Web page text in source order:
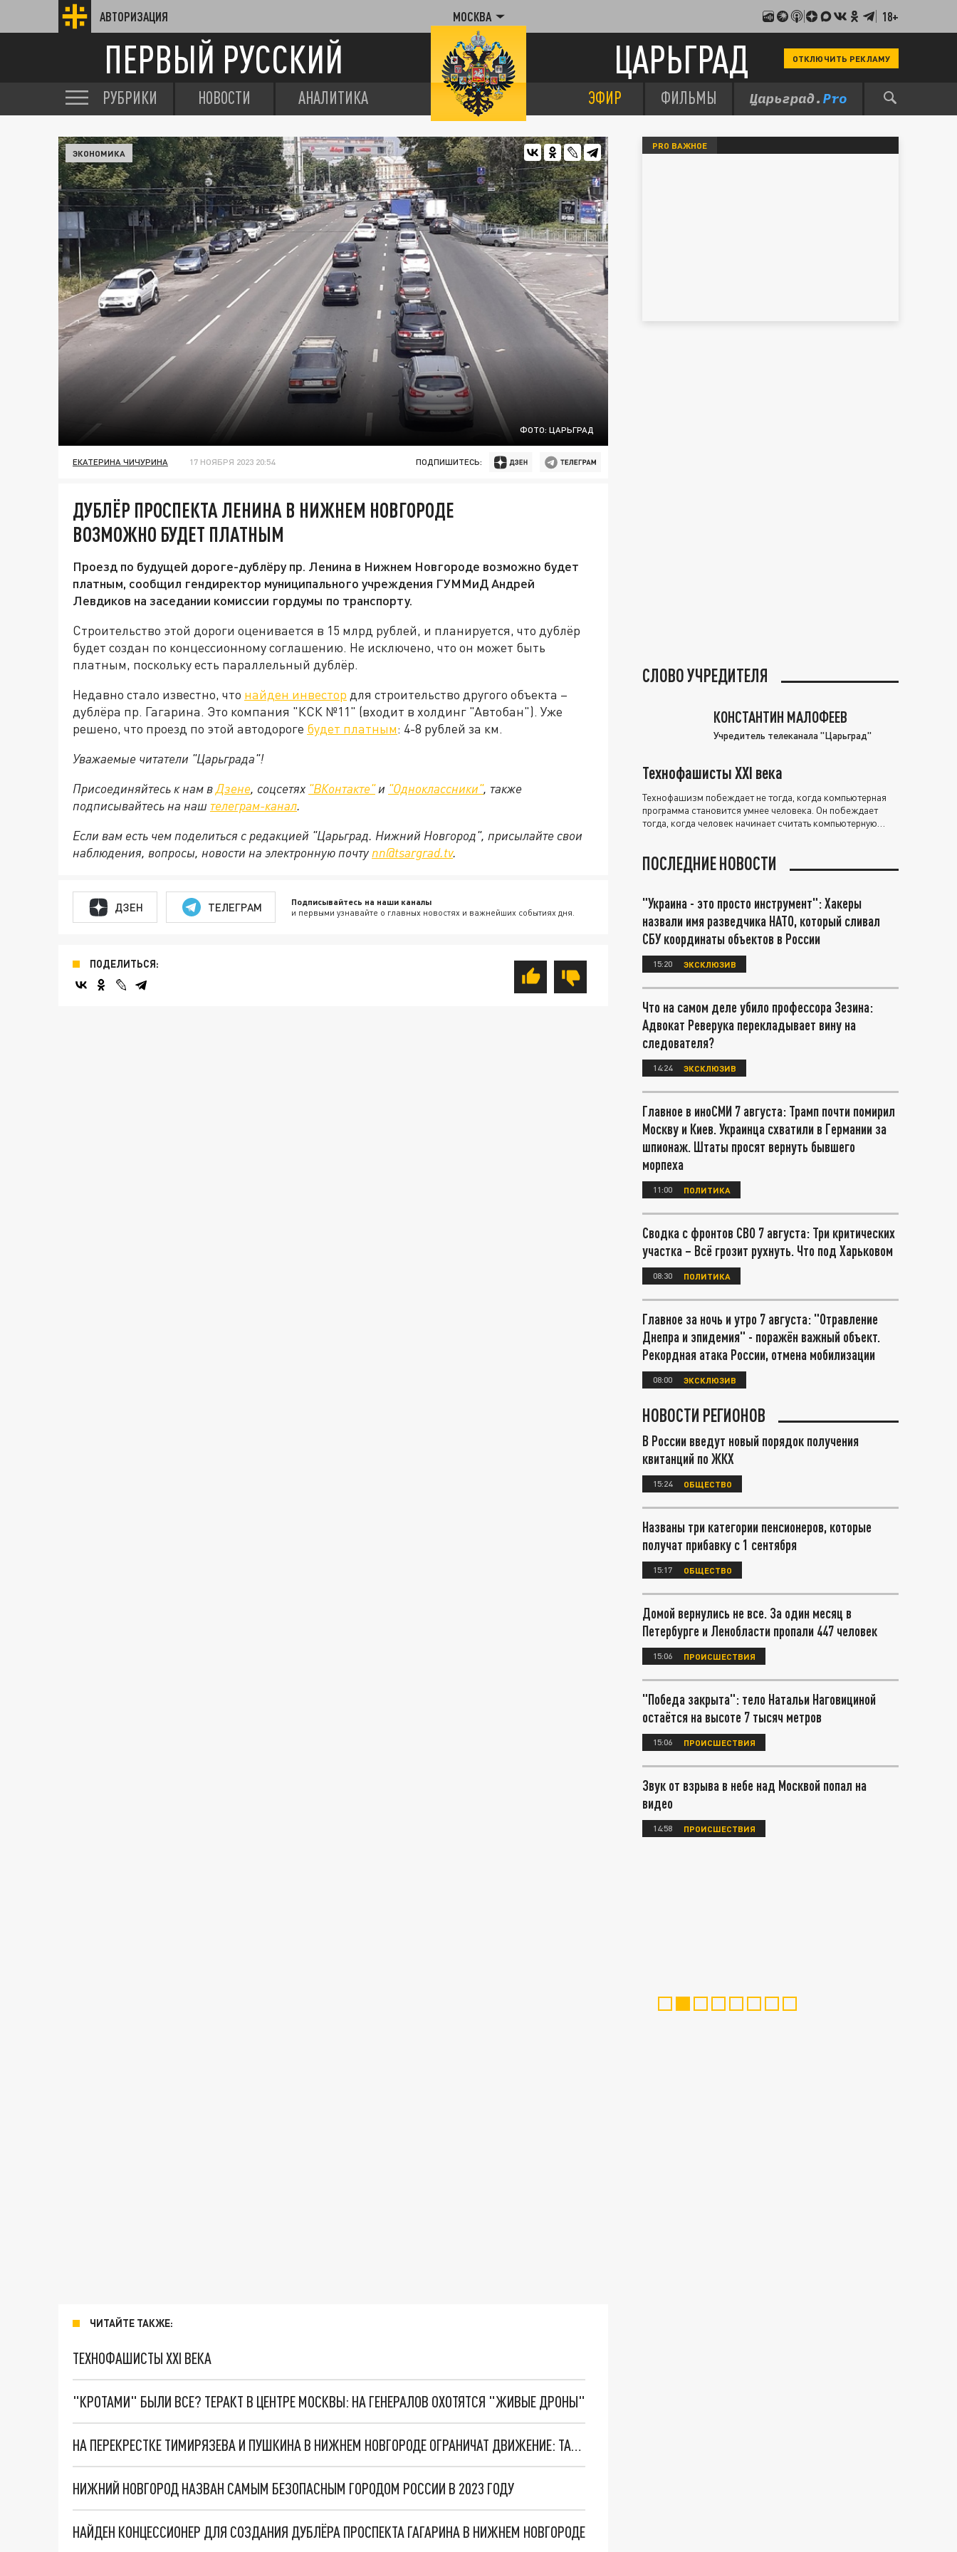
АВТОРИЗАЦИЯ МОСКВА 18+
ПЕРВЫЙ РУССКИЙ ЦАРЬГРАД ОТКЛЮЧИТЬ РЕКЛАМУ
РУБРИКИ НОВОСТИ АНАЛИТИКА ЭФИР ФИЛЬМЫ
ФОТО: ЦАРЬГРАД
ЭКОНОМИКА
ЕКАТЕРИНА ЧИЧУРИНА 17 НОЯБРЯ 2023 20:54 ПОДПИШИТЕСЬ:
ДУБЛЁР ПРОСПЕКТА ЛЕНИНА В НИЖНЕМ НОВГОРОДЕ
ВОЗМОЖНО БУДЕТ ПЛАТНЫМ
Проезд по будущей дороге-дублёру пр. Ленина в Нижнем Новгороде возможно будет
платным, сообщил гендиректор муниципального учреждения ГУММиД Андрей
Левдиков на заседании комиссии гордумы по транспорту.
Строительство этой дороги оценивается в 15 млрд рублей, и планируется, что дублёр
будет создан по концессионному соглашению. Не исключено, что он может быть
платным, поскольку есть параллельный дублёр.
Недавно стало известно, что найден инвестор для строительство другого объекта –
дублёра пр. Гагарина. Это компания "КСК №11" (входит в холдинг "Автобан"). Уже
решено, что проезд по этой автодороге будет платным: 4-8 рублей за км.
Уважаемые читатели "Царьграда"!
Присоединяйтесь к нам вДзене, соцсетях "ВКонтакте"и "Одноклассники", также
подписывайтесь на наш телеграм-канал.
Если вам есть чем поделиться с редакцией "Царьград. Нижний Новгород", присылайте свои
наблюдения, вопросы, новости на электронную почту nn@tsargrad.tv.
ДЗЕН ТЕЛЕГРАМ Подписывайтесь на наши каналы
и первыми узнавайте о главных новостях и важнейших событиях дня.
ПОДЕЛИТЬСЯ:
ЧИТАЙТЕ ТАКЖЕ:
ТЕХНОФАШИСТЫ XXI ВЕКА
"КРОТАМИ" БЫЛИ ВСЕ? ТЕРАКТ В ЦЕНТРЕ МОСКВЫ: НА ГЕНЕРАЛОВ ОХОТЯТСЯ "ЖИВЫЕ ДРОНЫ"
НА ПЕРЕКРЕСТКЕ ТИМИРЯЗЕВА И ПУШКИНА В НИЖНЕМ НОВГОРОДЕ ОГРАНИЧАТ ДВИЖЕНИЕ: ТАМ СТРОЯТ ТЕПЛОСЕТИ
НИЖНИЙ НОВГОРОД НАЗВАН САМЫМ БЕЗОПАСНЫМ ГОРОДОМ РОССИИ В 2023 ГОДУ
НАЙДЕН КОНЦЕССИОНЕР ДЛЯ СОЗДАНИЯ ДУБЛЁРА ПРОСПЕКТА ГАГАРИНА В НИЖНЕМ НОВГОРОДЕ
PRO ВАЖНОЕ
СЛОВО УЧРЕДИТЕЛЯ
КОНСТАНТИН МАЛОФЕЕВ
Учредитель телеканала "Царьград"
Технофашисты XXI века
Технофашизм побеждает не тогда, когда компьютерная
программа становится умнее человека. Он побеждает
тогда, когда человек начинает считать компьютерную
ПОСЛЕДНИЕ НОВОСТИ
"Украина - это просто инструмент": Хакеры
назвали имя разведчика НАТО, который сливал
СБУ координаты объектов в России
15:20 ЭКСКЛЮЗИВ
Что на самом деле убило профессора Зезина:
Адвокат Реверука перекладывает вину на
следователя?
14:24 ЭКСКЛЮЗИВ
Главное в иноСМИ 7 августа: Трамп почти помирил
Москву и Киев. Украинца схватили в Германии за
шпионаж. Штаты просят вернуть бывшего
морпеха
11:00 ПОЛИТИКА
Сводка с фронтов СВО 7 августа: Три критических
участка – Всё грозит рухнуть. Что под Харьковом
08:30 ПОЛИТИКА
Главное за ночь и утро 7 августа: "Отравление
Днепра и эпидемия" - поражён важный объект.
Рекордная атака России, отмена мобилизации
08:00 ЭКСКЛЮЗИВ
НОВОСТИ РЕГИОНОВ
В России введут новый порядок получения
квитанций по ЖКХ
15:24 ОБЩЕСТВО
Названы три категории пенсионеров, которые
получат прибавку с 1 сентября
15:17 ОБЩЕСТВО
Домой вернулись не все. За один месяц в
Петербурге и Ленобласти пропали 447 человек
15:06 ПРОИСШЕСТВИЯ
"Победа закрыта": тело Натальи Наговициной
остаётся на высоте 7 тысяч метров
15:06 ПРОИСШЕСТВИЯ
Звук от взрыва в небе над Москвой попал на
видео
14:58 ПРОИСШЕСТВИЯ